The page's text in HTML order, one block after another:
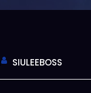
SIULEEBOSS